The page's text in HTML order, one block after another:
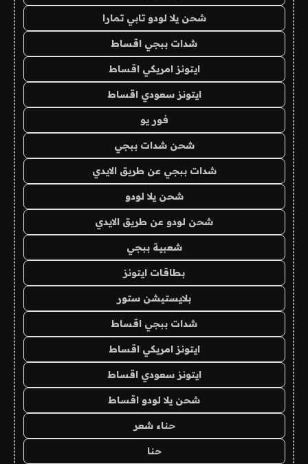
شحن يلا لودو تابي تمارا
شدات ببجي اقساط
ايتونز امريكي اقساط
ايتونز سعودي اقساط
فور يو
شحن شدات ببجي
شدات ببجي عن طريق الايدي
شحن يلا لودو
شحن لودو عن طريق الايدي
شعبية ببجي
بطاقات ايتونز
بلايستيشن ستور
شدات ببجي اقساط
ايتونز امريكي اقساط
ايتونز سعودي اقساط
شحن يلا لودو اقساط
حناء شعر
حنا